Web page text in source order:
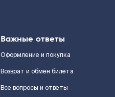
Важные ответы
Оформление и покупка
Возврат и обмен билета
Все вопросы и ответы